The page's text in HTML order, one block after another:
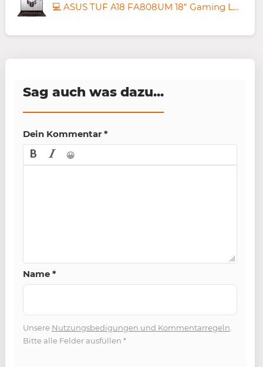
💻 ASUS TUF A18 FA808UM 18″ Gaming Laptop mit RTX 5060 für 1.299€ (statt 1.599€)
Sag auch was dazu...
Dein Kommentar *
😀
Name *
Unsere Nutzungsbedigungen und Kommentarregeln.
Bitte alle Felder ausfüllen *